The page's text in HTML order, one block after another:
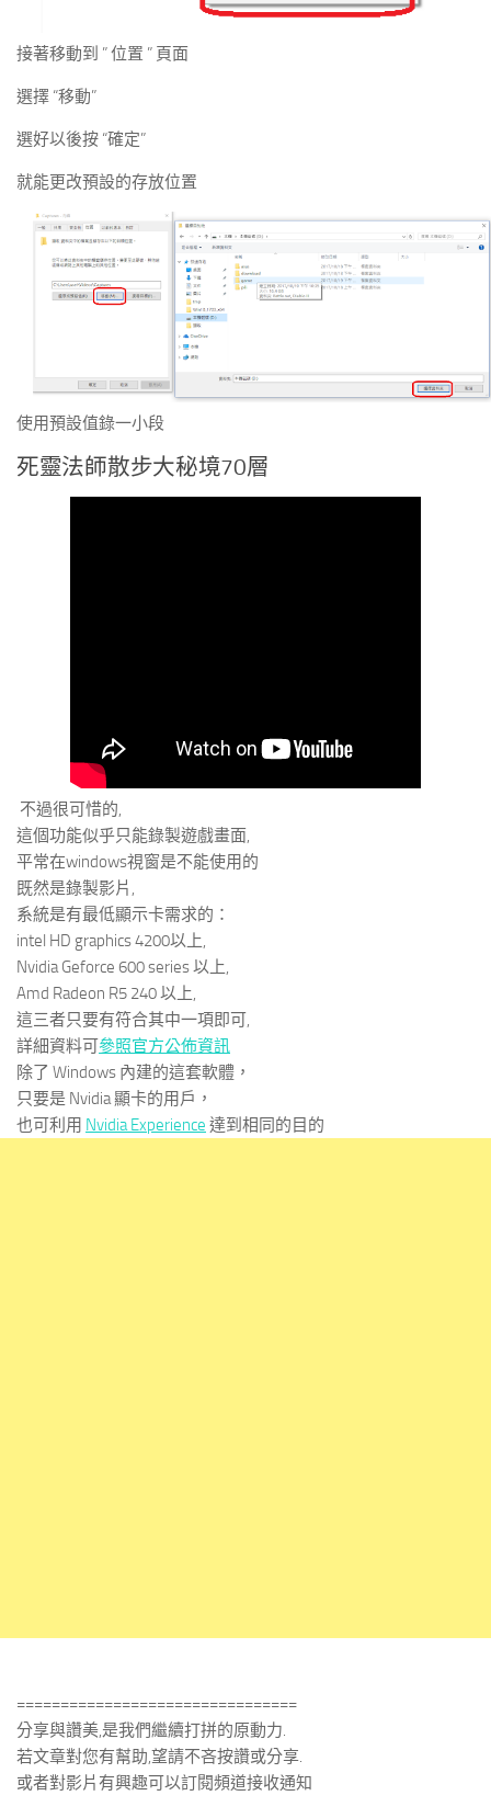
接著移動到 ” 位置 ” 頁面
選擇 “移動”
選好以後按 “確定”
就能更改預設的存放位置
使用預設值錄一小段
死靈法師散步大秘境70層
不過很可惜的,
這個功能似乎只能錄製遊戲畫面,
平常在windows視窗是不能使用的
既然是錄製影片,
系統是有最低顯示卡需求的：
intel HD graphics 4200以上,
Nvidia Geforce 600 series 以上,
Amd Radeon R5 240 以上,
這三者只要有符合其中一項即可,
詳細資料可 參照官方公佈資訊
除了 Windows 內建的這套軟體，
只要是 Nvidia 顯卡的用戶，
也可利用 Nvidia Experience 達到相同的目的
================================
分享與讚美,是我們繼續打拼的原動力.
若文章對您有幫助,望請不吝按讚或分享.
或者對影片有興趣可以訂閱頻道接收通知